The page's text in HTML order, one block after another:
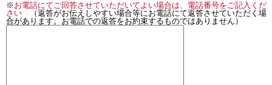
※ お電話にてご回答させていただいてよい場合は、電話番号をご記入くだ
さい （返答がお伝えしやすい場合等にお電話にて返答させていただく場
合があります。お電話での返答をお約束するものではありません）